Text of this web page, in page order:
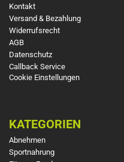
Kontakt
Versand & Bezahlung
Widerrufsrecht
AGB
Datenschutz
Callback Service
Cookie Einstellungen
KATEGORIEN
Abnehmen
Sportnahrung